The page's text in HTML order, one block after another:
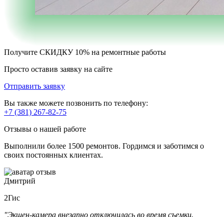
Получите СКИДКУ 10% на ремонтные работы
Просто оставив заявку на сайте
Отправить заявку
Вы также можете позвонить по телефону:
+7 (381) 267-82-75
Отзывы о нашей работе
Выполнили более 1500 ремонтов. Гордимся и заботимся о
своих постоянных клиентах.
Дмитрий
2Гис
"Экшен-камера внезапно отключилась во время съемки.